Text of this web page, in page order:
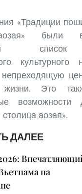
«Традиции
аозая» были
список
культурного
жизни. Это
возможности
аозая».
ДАЛЕЕ
на